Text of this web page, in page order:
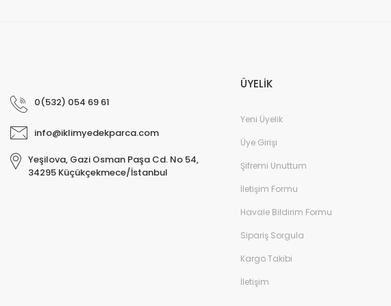
0(532) 054 69 61
info@iklimyedekparca.com
Yeşilova, Gazi Osman Paşa Cd. No 54,
34295 Küçükçekmece/İstanbul
ÜYELİK
Yeni Üyelik
Üye Girişi
Şifremi Unuttum
İletişim Formu
Havale Bildirim Formu
Sipariş Sorgula
Kargo Takibi
İletişim